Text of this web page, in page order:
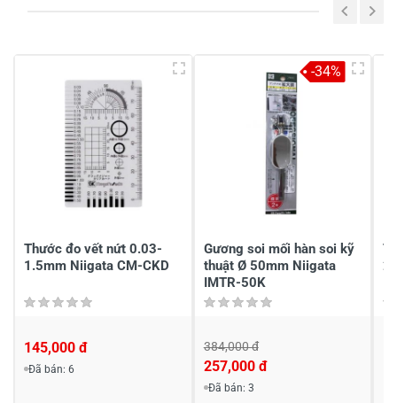
3
-
2
-
1
-
Chia sẻ nhận xét về sản phẩm
Thước đo vết nứt 0.03-
1.5mm Niigata CM-CKD
145,000 đ
Đã bán: 6
Gương soi mối hàn soi kỹ
thuật Ø 50mm Niigata
IMTR-50K
384,000 đ
257,000 đ
Đã bán: 3
-34%